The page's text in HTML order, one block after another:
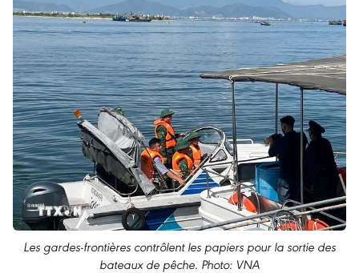
Les gardes-frontières contrôlent les papiers pour la sortie des
bateaux de pêche. Photo: VNA